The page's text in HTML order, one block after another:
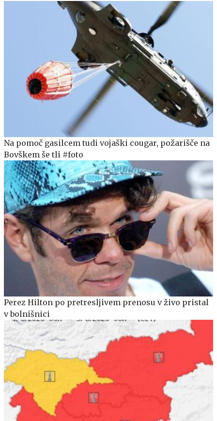
Na pomoč gasilcem tudi vojaški cougar, požarišče na
Bovškem še tli #foto
Perez Hilton po pretresljivem prenosu v živo pristal
v bolnišnici